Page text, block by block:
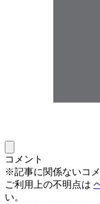
コメント
※記事に関係ないコ
ご利用上の不明点は
い。